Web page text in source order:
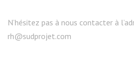
N’hésitez pas à nous contacter à
rh@sudprojet.com